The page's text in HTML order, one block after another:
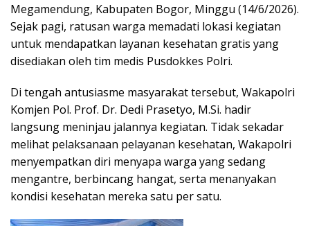
Megamendung, Kabupaten Bogor, Minggu (14/6/2026).
Sejak pagi, ratusan warga memadati lokasi kegiatan
untuk mendapatkan layanan kesehatan gratis yang
disediakan oleh tim medis Pusdokkes Polri.
Di tengah antusiasme masyarakat tersebut, Wakapolri
Komjen Pol. Prof. Dr. Dedi Prasetyo, M.Si. hadir
langsung meninjau jalannya kegiatan. Tidak sekadar
melihat pelaksanaan pelayanan kesehatan, Wakapolri
menyempatkan diri menyapa warga yang sedang
mengantre, berbincang hangat, serta menanyakan
kondisi kesehatan mereka satu per satu.